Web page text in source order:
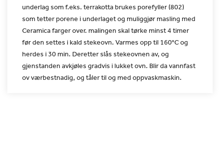
underlag som f.eks. terrakotta brukes porefyller (802)
som tetter porene i underlaget og muliggjør masling med
Ceramica fargerover. malingen skal tørke minst 4 timer
før den settes i kald stekeovn. Varmes opp til 160°C og
herdes i 30 min. Deretter slås stekeovnen av, og
gjenstanden avkjøles gradvis i lukket ovn. Blirda vannfast
ov værbestnadig, og tåler til og med oppvaskmaskin.